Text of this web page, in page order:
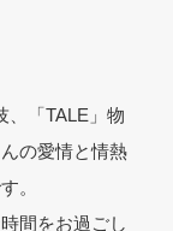
、「TALE」物
の愛情と情熱
。
間をお過ごし